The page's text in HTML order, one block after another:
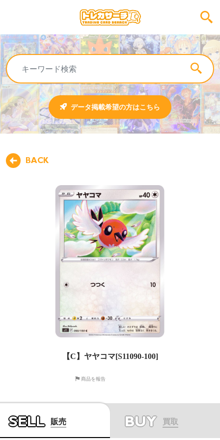
データ掲載希望の方はこちら
BACK
【C】ヤヤコマ[S11090-100]
商品を報告
SELL 販売 BUY 買取